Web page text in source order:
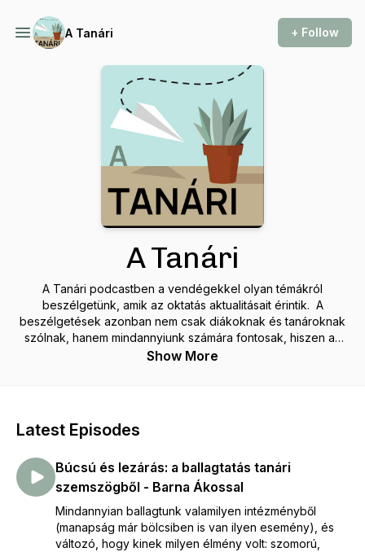
A Tanári + Follow
A Tanári
A Tanári podcastben a vendégekkel olyan témákról
beszélgetünk, amik az oktatás aktualitásait érintik. A
beszélgetések azonban nem csak diákoknak és tanároknak
szólnak, hanem mindannyiunk számára fontosak, hiszen az
oktatás az egész társadalom alapja. Célunk, hogy A Tanári
Show More
Latest Episodes
Búcsú és lezárás: a ballagtatás tanári
szemszögből - Barna Ákossal
Mindannyian ballagtunk valamilyen intézményből
(manapság már bölcsiben is van ilyen esemény), és
változó, hogy kinek milyen élmény volt: szomorú,